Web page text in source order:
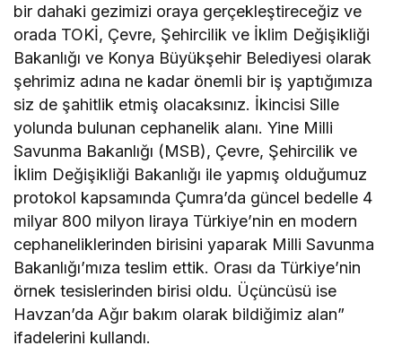
bir dahaki gezimizi oraya gerçekleştireceğiz ve
orada TOKİ, Çevre, Şehircilik ve İklim Değişikliği
Bakanlığı ve Konya Büyükşehir Belediyesi olarak
şehrimiz adına ne kadar önemli bir iş yaptığımıza
siz de şahitlik etmiş olacaksınız. İkincisi Sille
yolunda bulunan cephanelik alanı. Yine Milli
Savunma Bakanlığı (MSB), Çevre, Şehircilik ve
İklim Değişikliği Bakanlığı ile yapmış olduğumuz
protokol kapsamında Çumra’da güncel bedelle 4
milyar 800 milyon liraya Türkiye’nin en modern
cephaneliklerinden birisini yaparak Milli Savunma
Bakanlığı’mıza teslim ettik. Orası da Türkiye’nin
örnek tesislerinden birisi oldu. Üçüncüsü ise
Havzan’da Ağır bakım olarak bildiğimiz alan”
ifadelerini kullandı.